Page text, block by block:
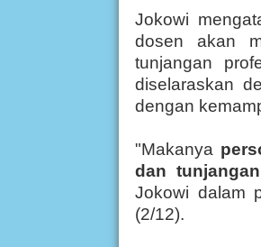
Jokowi
dosen akan
tunjangan
diselaraskan
dengan
"Makanya
dan
Jokowi dalam
(2/12).